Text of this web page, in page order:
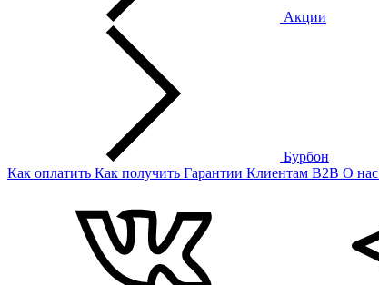
Акции
Бурбон
Как оплатить Как получить Гарантии Клиентам B2B О нас